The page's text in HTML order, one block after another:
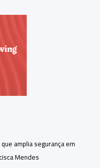
amplia segurança em
Mendes